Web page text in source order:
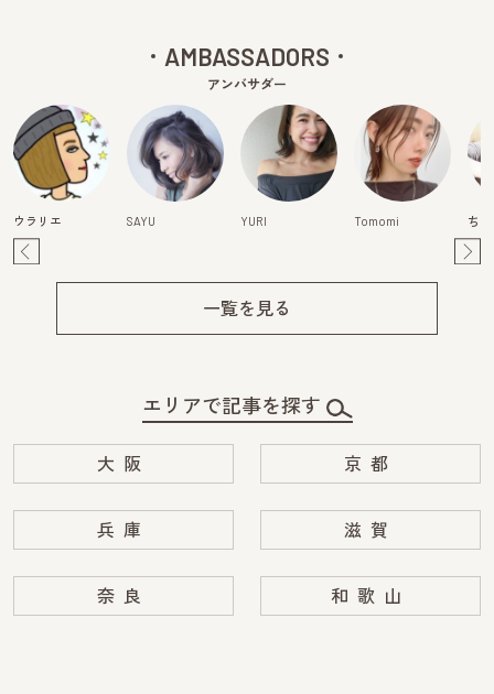
AMBASSADORS
アンバサダー
ウラリエ SAYU YURI Tomomi ち
一覧を見る
エリアで記事を探す
大阪 京都
兵庫 滋賀
奈良 和歌山